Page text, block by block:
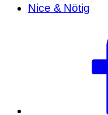
Nice & Nötig